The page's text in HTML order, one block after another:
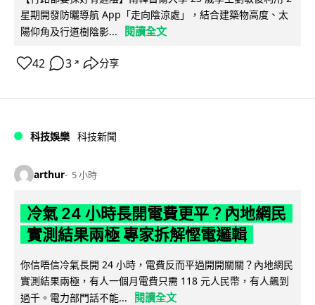
星期開發防曬導航 App「走向陰涼處」，結合建築物高度、太
陽仰角及行道樹陰影...
閱讀全文
42 3 ↗ 分享
科技娛樂 科技新聞
arthur 5 小時
冷氣 24 小時長開電費更平？內地網民
實測結果兩極 專家拆解慳電邏輯
你信唔信冷氣長開 24 小時，電費反而平過開開關關？內地網民
實測結果兩極，有人一個月電費只需 118 元人民幣，有人飆到
過千。電力部門話不能...
閱讀全文